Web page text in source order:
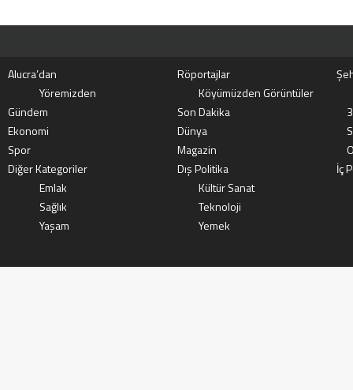
Alucra’dan Röportajlar
Yöremizden
Köyümüzden Görüntüler
Gündem
Son Dakika
Ekonomi
Dünya
Spor
Magazin
Diğer Kategoriler
Dış Politika
İç
Emlak
Kültür Sanat
Sağlık
Teknoloji
Yaşam
Yemek